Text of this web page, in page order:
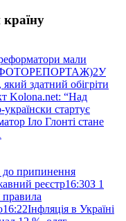
мали
(ФОТОРЕПОРТАЖ)2У
здатний обігріти
Kolona.net: “Над
стартує
Іло Глонті стане
до припинення
реєстр16:30З 1
правила
16:22Інфляція в Україні